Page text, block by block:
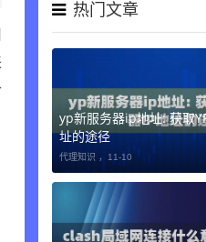
热门文章
yp新服务器ip地址: 获取
址的途径
代理知识 ， 11-10